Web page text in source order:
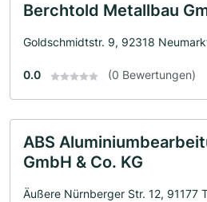
Berchtold Metallbau
Goldschmidtstr. 9, 92318
0.0 (0 Bewertungen)
ABS
GmbH & Co. KG
Äußere Nürnberger Str. 12, 91177